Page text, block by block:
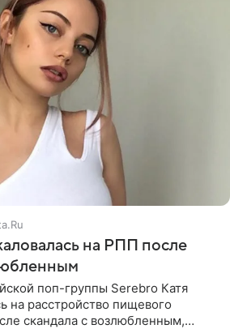
на РПП после
поп-группы Serebro Катя
на расстройство пищевого
скандала с возлюбленным,